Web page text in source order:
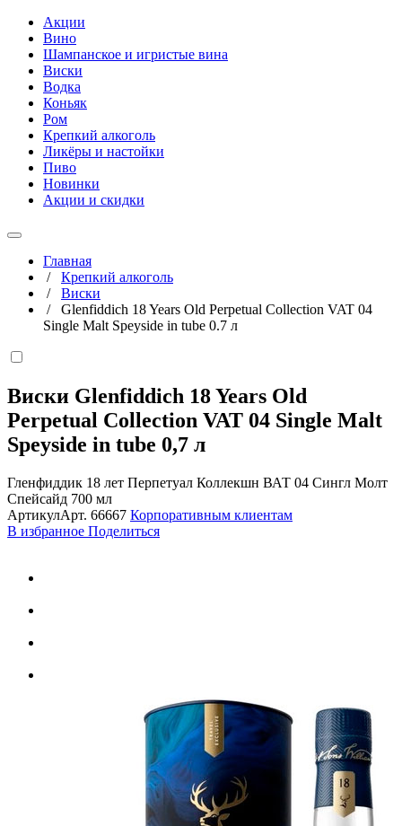
Акции
Вино
Шампанское и игристые вина
Виски
Водка
Коньяк
Ром
Крепкий алкоголь
Ликёры и настойки
Пиво
Новинки
Акции и скидки
Главная
/ Крепкий алкоголь
/ Виски
/ Glenfiddich 18 Years Old Perpetual Collection VAT 04
Single Malt Speyside in tube 0.7 л
Виски Glenfiddich 18 Years Old
Perpetual Collection VAT 04 Single Malt
Speyside in tube 0,7 л
Гленфиддик 18 лет Перпетуал Коллекшн ВАТ 04 Сингл Молт
Спейсайд 700 мл
АртикулАрт. 66667 Корпоративным клиентам
В избранное Поделиться